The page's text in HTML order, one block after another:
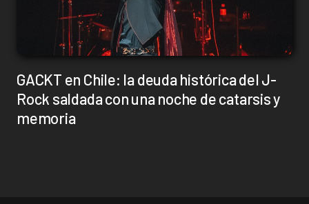
GACKT en Chile: la deuda histórica del J-
Rock saldada con una noche de catarsis y
memoria